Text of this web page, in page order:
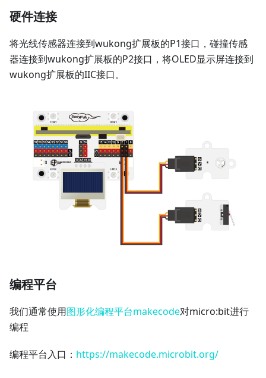
硬件连接
将光线传感器连接到wukong扩展板的P1接口，碰撞传感
器连接到wukong扩展板的P2接口，将OLED显示屏连接到
wukong扩展板的IIC接口。
编程平台
我们通常使用图形化编程平台makecode对micro:bit进行
编程
编程平台入口： https://makecode.microbit.org/